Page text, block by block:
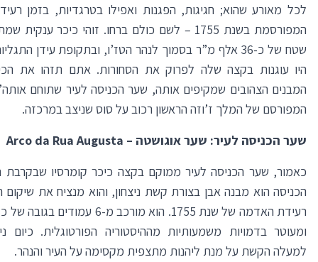
לכל מאורע שהוא; חגיגות, הפגנות ואפילו בטרגדיות, בזמן
המפורסמת בשנת 1755 – לשם כולם ברחו. זוהי כיכר
שטח של כ-36 אלף מ”ר בסמוך לנהר הטז’ו, ובתקופת עידן
היו עוגנות בקצה שלה לפרוק את הסחורות. אתם תזהו את
המבנים הצהובים שמקיפים אותה, שער הכניסה לעיר שתוחם
המפורסם של המלך ז’וזה הראשון רכוב על סוס שניצב במרכזה.
שער הכניסה לעיר: שער אוגושטה –
Arco da Rua Augusta
כאמור, שער הכניסה לעיר ממוקם בקצה כיכר קומרסיו שבקרבת
הכניסה הוא מבנה אבן בצורת קשת ניצחון, והוא מנציח את שיקום
ומעוטר בדמויות משמעותיות מההיסטוריה הפורטוגלית. כיום
למעלה הקשת על מנת ליהנות מתצפית מקסימה על העיר והנהר.